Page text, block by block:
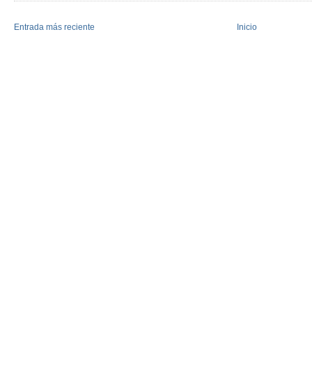
Entrada más reciente Inicio